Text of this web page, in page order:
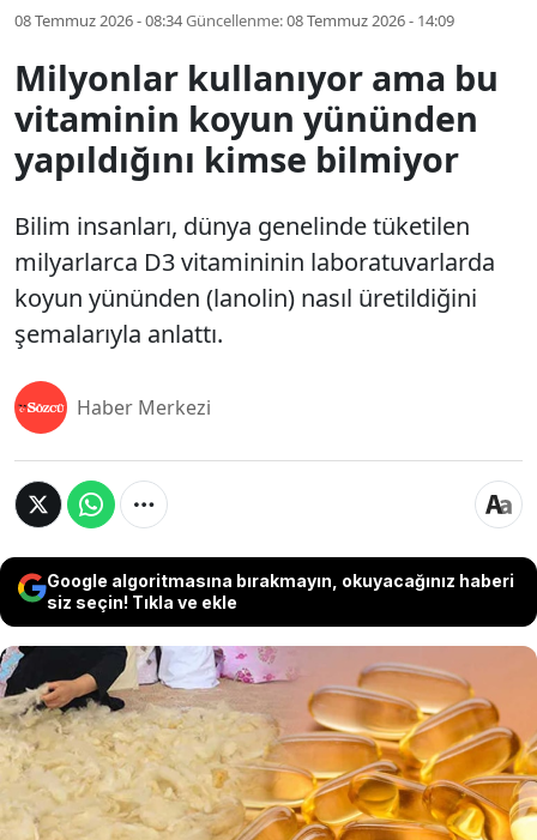
08 Temmuz 2026 - 08:34Güncellenme:08 Temmuz 2026 - 14:09
Milyonlar kullanıyor ama bu
vitaminin koyun yününden
yapıldığını kimse bilmiyor
Bilim insanları, dünya genelinde tüketilen
milyarlarca D3 vitamininin laboratuvarlarda
koyun yününden (lanolin) nasıl üretildiğini
şemalarıyla anlattı.
Haber Merkezi
Google algoritmasına bırakmayın, okuyacağınız haberi
siz seçin! Tıkla ve ekle
Bilim insanları, dünya genelinde tüketilen
milyarlarca D3 vitamininin
laboratuvarlarda koyun yününden
(lanolin) nasıl üretildiğini şemalarıyla